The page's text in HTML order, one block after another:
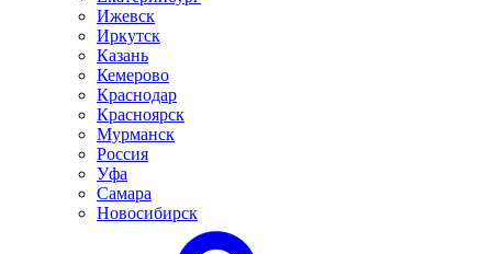
Ижевск
Иркутск
Казань
Кемерово
Краснодар
Красноярск
Мурманск
Россия
Уфа
Самара
Новосибирск